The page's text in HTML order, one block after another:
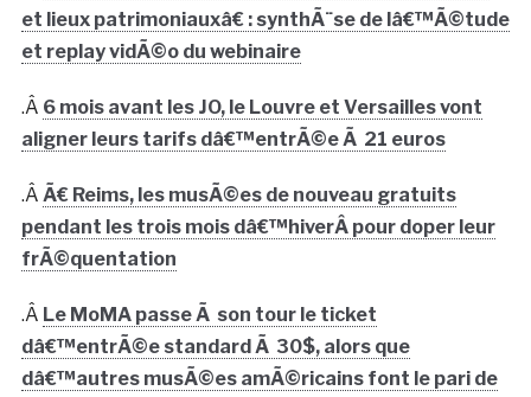
et lieux patrimoniauxâ€ : synthÃ¨se de lâ€™Ã©tude
et replay vidÃ©o du webinaire
.Â 6 mois avant les JO, le Louvre et Versailles vont
aligner leurs tarifs dâ€™entrÃ©e Ã 21 euros
.Â Ã€ Reims, les musÃ©es de nouveau gratuits
pendant les trois mois dâ€™hiverÂ pour doper leur
frÃ©quentation
.Â Le MoMA passe Ã son tour le ticket
dâ€™entrÃ©e standard Ã 30$, alors que
dâ€™autres musÃ©es amÃ©ricains font le pari de